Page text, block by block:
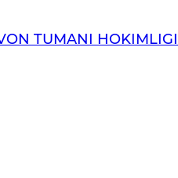
TUMANI HOKIMLIGI